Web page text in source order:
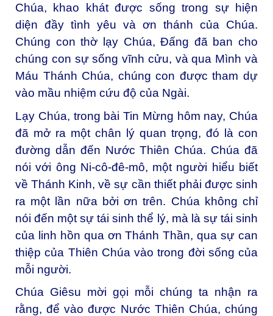
Chúa, khao khát được sống trong sự hiện
diện đầy tình yêu và ơn thánh của Chúa.
Chúng con thờ lạy Chúa, Đấng đã ban cho
chúng con sự sống vĩnh cửu, và qua Mình và
Máu Thánh Chúa, chúng con được tham dự
vào mầu nhiệm cứu độ của Ngài.
Lạy Chúa, trong bài Tin Mừng hôm nay, Chúa
đã mở ra một chân lý quan trọng, đó là con
đường dẫn đến Nước Thiên Chúa. Chúa đã
nói với ông Ni-cô-đê-mô, một người hiểu biết
về Thánh Kinh, về sự cần thiết phải được sinh
ra một lần nữa bởi ơn trên. Chúa không chỉ
nói đến một sự tái sinh thể lý, mà là sự tái sinh
của linh hồn qua ơn Thánh Thần, qua sự can
thiệp của Thiên Chúa vào trong đời sống của
mỗi người.
Chúa Giêsu mời gọi mỗi chúng ta nhận ra
rằng, để vào được Nước Thiên Chúa, chúng